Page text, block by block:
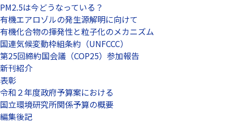
PM2.5は今どうなっている？
有機エアロゾルの発生源解明に向けて
有機化合物の揮発性と粒子化のメカニズム
国連気候変動枠組条約（UNFCCC）
第25回締約国会議（COP25）参加報告
新刊紹介
表彰
令和２年度政府予算案における
国立環境研究所関係予算の概要
編集後記